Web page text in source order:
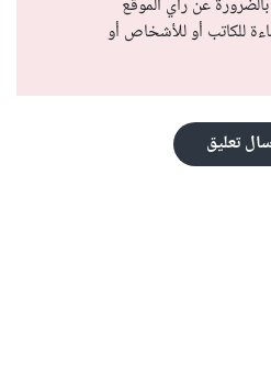
للكاتب أو للأشخاص أو
تعليق